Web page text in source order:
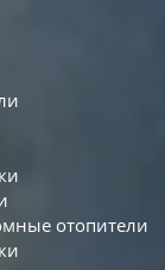
отопители